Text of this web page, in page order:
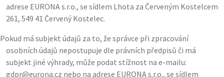
adrese EURONA s.r.o., se sídlem Lhota za Červeným Kostelcem
261, 549 41 Červený Kostelec.
Pokud má subjekt údajů za to, že správce při zpracování
osobních údajů nepostupuje dle právních předpisů či má
subjekt jiné výhrady, může podat stížnost na e-mailu:
gdpr@eurona.cz nebo na adrese EURONA s.r.o., se sídlem